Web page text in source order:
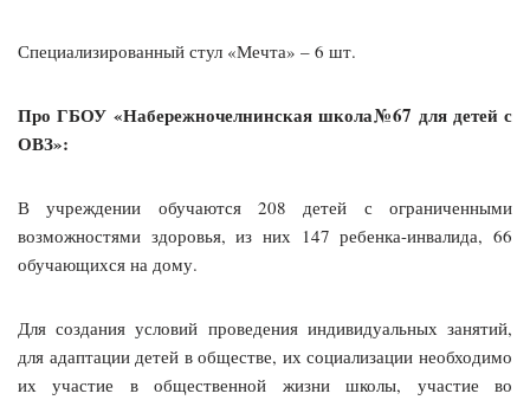
Специализированный стул «Мечта» – 6 шт.
Про ГБОУ «Набережночелнинская школа№67 для детей с
ОВЗ»:
В учреждении обучаются 208 детей с ограниченными
возможностями здоровья, из них 147 ребенка-инвалида, 66
обучающихся на дому.
Для создания условий проведения индивидуальных занятий,
для адаптации детей в обществе, их социализации необходимо
их участие в общественной жизни школы, участие во